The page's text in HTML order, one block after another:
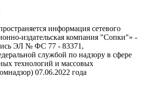
информация сетевого
издательская компания "Сопки"» -
ЭЛ № ФС 77 - 83371,
службой по надзору в сфере
технологий и массовых
07.06.2022 года